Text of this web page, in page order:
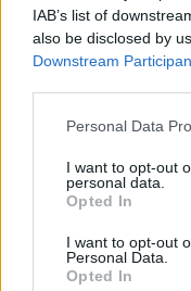
IAB’s list of
also be disclosed by
Downstream
Please note that this
not limited to your
grant or deny
use your data for
consent section.
Personal Data
I want to opt-out
personal data.
Opted In
I want to opt-out
Personal Data.
Opted In
nostro laboratorio di
Reso facile e
all'acquisto.